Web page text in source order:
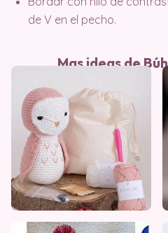
de V en el pecho.
Mas ideas de